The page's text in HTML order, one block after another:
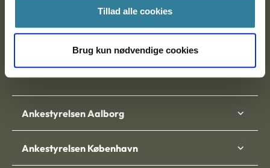
Tillad alle cookies
Brug kun nødvendige cookies
Postadresse:
Nytorv 7, 2. sal
9000 Aalborg
Ankestyrelsen Aalborg
Ankestyrelsen København